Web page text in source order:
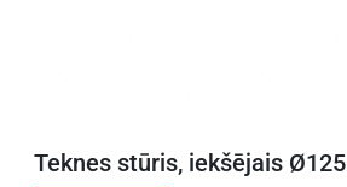
Teknes stūris, iekšējais Ø125